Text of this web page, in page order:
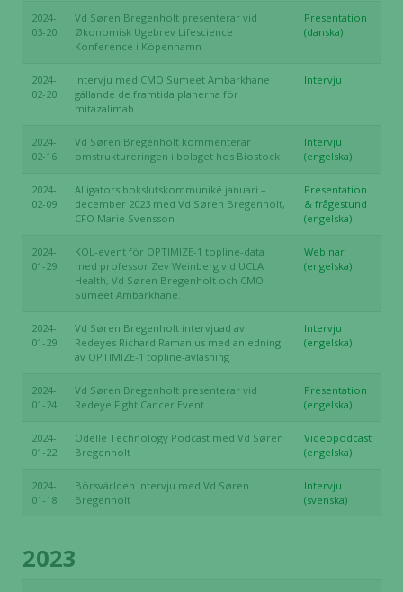
2024-
03-20
Vd Søren Bregenholt presenterar vid
Økonomisk Ugebrev Lifescience
Konference i Köpenhamn
Presentation
(danska)
2024-
02-20
Intervju med CMO Sumeet Ambarkhane
gällande de framtida planerna för
mitazalimab
Intervju
2024-
02-16
Vd Søren Bregenholt kommenterar
omstruktureringen i bolaget hos Biostock
Intervju
(engelska)
2024-
02-09
Alligators bokslutskommuniké januari –
december 2023 med Vd Søren Bregenholt,
CFO Marie Svensson
Presentation
& frågestund
(engelska)
2024-
01-29
KOL-event för OPTIMIZE-1 topline-data
med professor Zev Weinberg vid UCLA
Health, Vd Søren Bregenholt och CMO
Sumeet Ambarkhane.
Webinar
(engelska)
2024-
01-29
Vd Søren Bregenholt intervjuad av
Redeyes Richard Ramanius med anledning
av OPTIMIZE-1 topline-avläsning
Intervju
(engelska)
2024-
01-24
Vd Søren Bregenholt presenterar vid
Redeye Fight Cancer Event
Presentation
(engelska)
2024-
01-22
Odelle Technology Podcast med Vd Søren
Bregenholt
Videopodcast
(engelska)
2024-
01-18
Börsvärlden intervju med Vd Søren
Bregenholt
Intervju
(svenska)
2023